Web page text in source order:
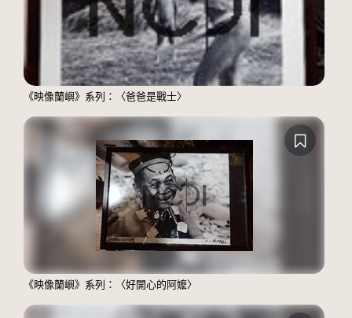
《映像蘭嶼》系列：〈爸爸是戰士〉
《映像蘭嶼》系列：〈好開心的阿嬤〉